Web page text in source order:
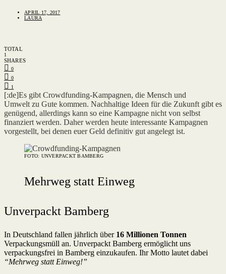
APRIL 17, 2017
LAURA
TOTAL
1
SHARES
0
0
1
[:de]Es gibt Crowdfunding-Kampagnen, die Mensch und
Umwelt zu Gute kommen. Nachhaltige Ideen für die Zukunft gibt es
genügend, allerdings kann so eine Kampagne nicht von selbst
finanziert werden. Daher werden heute interessante Kampagnen
vorgestellt, bei denen euer Geld definitiv gut angelegt ist.
FOTO: UNVERPACKT BAMBERG
Mehrweg statt Einweg
Unverpackt Bamberg
In Deutschland fallen jährlich über 16 Millionen Tonnen
Verpackungsmüll an. Unverpackt Bamberg ermöglicht uns
verpackungsfrei in Bamberg einzukaufen. Ihr Motto lautet dabei
“Mehrweg statt Einweg!”